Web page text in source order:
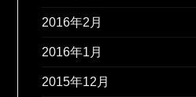
2016年2月
2016年1月
2015年12月